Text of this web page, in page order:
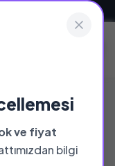
ve fiyat
bilgi